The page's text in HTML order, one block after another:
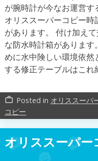
が腕時計が今なお運営
オリススーパーコピー
があります。 付け加え
な防水時計箱がありま
めに水中険しい環境依
する修正テーブルはこれ
work_outline Posted in オリススーパ
コピー
オリススーパー